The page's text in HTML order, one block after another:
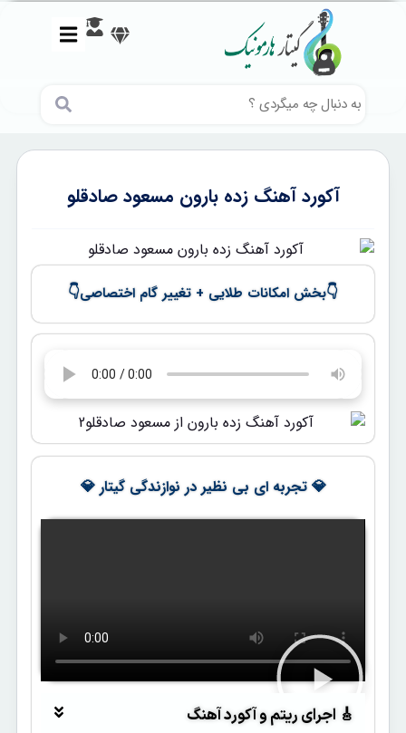
آکورد آهنگ زده بارون مسعود صادقلو
👇بخش امکانات طلایی + تغییر گام اختصاصی👇
💎 تجربه ای بی نظیر در نوازندگی گیتار 💎
🎸 اجرای ریتم و آکورد آهنگ